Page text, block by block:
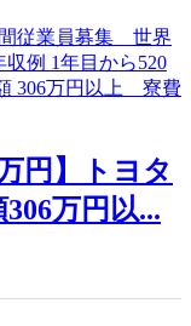
円】トヨタ
万円以...